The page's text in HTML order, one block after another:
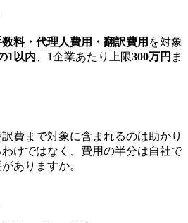
料・代理人費用・翻訳費用 を対象
1以内 、1企業あたり上限300万円 ま
費まで対象に含まれるのは助かり
けではなく、費用の半分は自社で
ありますか。